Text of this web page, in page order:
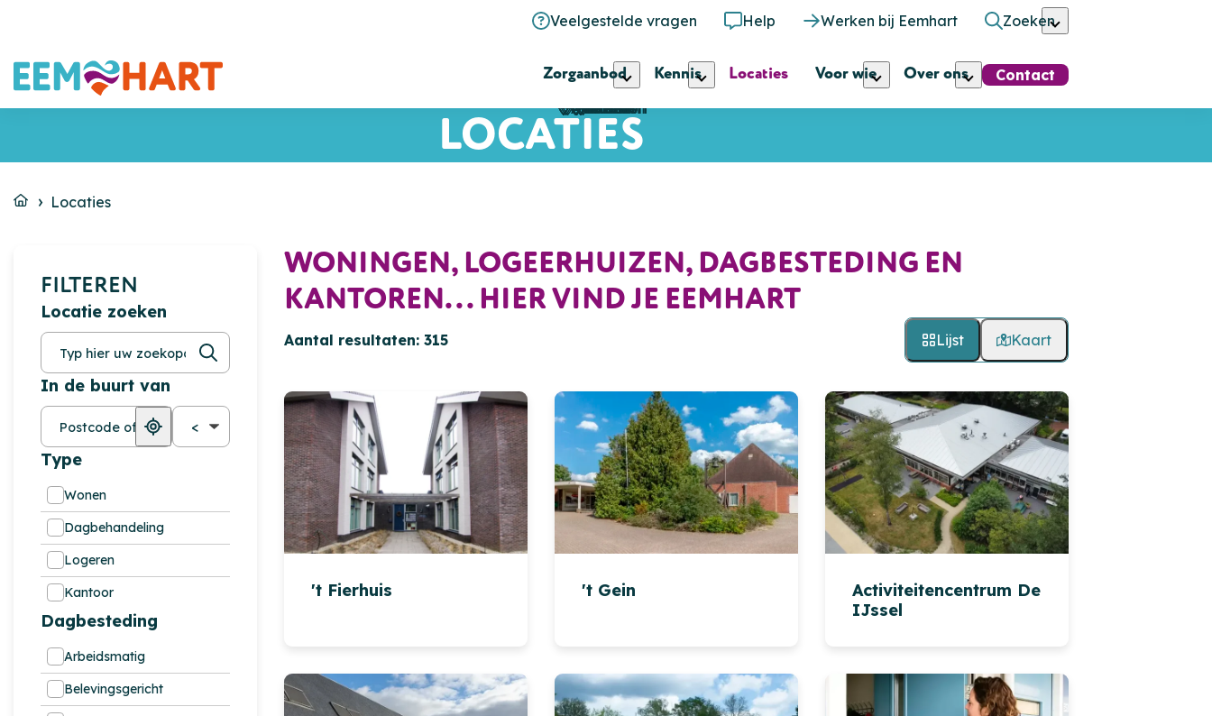
Veelgestelde vragen Help Werken bij Eemhart Zoeken
Zorgaanbod Kennis Locaties Voor wie Over ons Contact
LOCATIES
Locaties
FILTEREN
Locatie zoeken
In de buurt van
Plaatsnaam Afstand
Type
Wonen
Dagbehandeling
Logeren
Kantoor
Dagbesteding
Arbeidsmatig
Belevingsgericht
WONINGEN, LOGEERHUIZEN, DAGBESTEDING EN
KANTOREN... HIER VIND JE EEMHART
Aantal resultaten: 315 Lijst Kaart
't Fierhuis
Soest
't Gein
Baarn
Activiteitencentrum De
IJssel
Baarn
Eemnes
Baarn
Amersfoort
Vinkeveen
Utrecht
Utrecht
Amersfoort
Amersfoort
Hilversum